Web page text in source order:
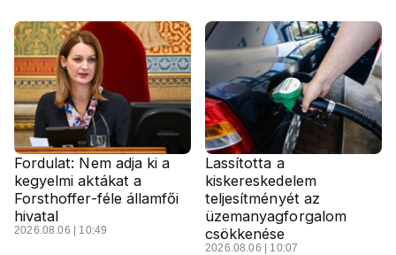
Fordulat: Nem adja ki a
kegyelmi aktákat a
Forsthoffer-féle államfői
hivatal
2026.08.06 | 10:49
Lassította a
kiskereskedelem
teljesítményét az
üzemanyagforgalom
csökkenése
2026.08.06 | 10:07